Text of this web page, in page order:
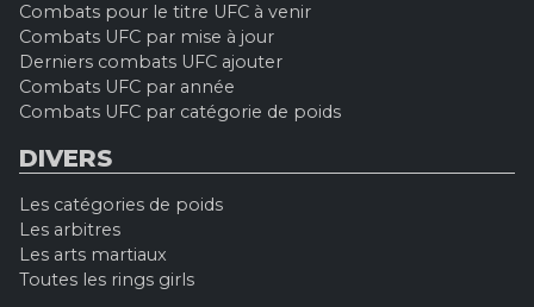
Combats pour le titre UFC à venir
Combats UFC par mise à jour
Derniers combats UFC ajouter
Combats UFC par année
Combats UFC par catégorie de poids
DIVERS
Les catégories de poids
Les arbitres
Les arts martiaux
Toutes les rings girls